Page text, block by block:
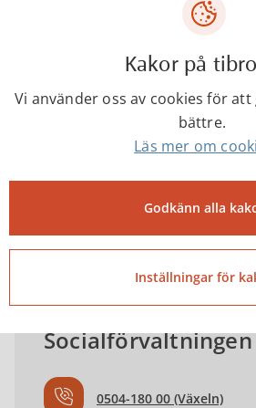
Annicka Klar
Medicinskt ansvarig
annicka.klar@tibro.se
0504-18377
Socialförvaltningen
0504-180 00 (Växeln)
Kakor på
Vi använder oss av cookies för
bättre.
Läs mer om
Godkänn alla
Inställningar för